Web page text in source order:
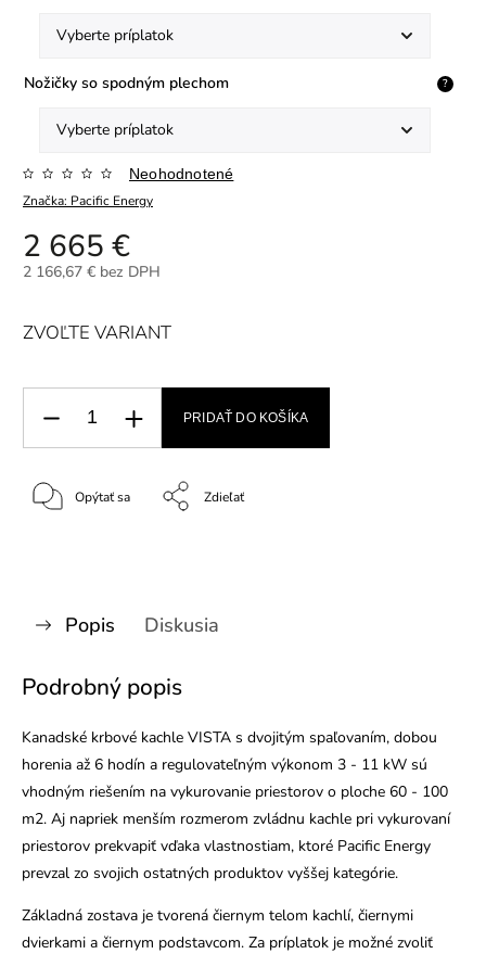
Nožičky so spodným plechom ?
Značka: Pacific Energy
Neohodnotené
2 665 €
2 166,67 € bez DPH
ZVOĽTE VARIANT
PRIDAŤ DO KOŠÍKA
Opýtať sa Zdieľať
Popis Diskusia
Podrobný popis
Kanadské krbové kachle VISTA s dvojitým spaľovaním, dobou
horenia až 6 hodín a regulovateľným výkonom 3 - 11 kW sú
vhodným riešením na vykurovanie priestorov o ploche 60 - 100
m2. Aj napriek menším rozmerom zvládnu kachle pri vykurovaní
priestorov prekvapiť vďaka vlastnostiam, ktoré Pacific Energy
prevzal zo svojich ostatných produktov vyššej kategórie.
Základná zostava je tvorená čiernym telom kachlí, čiernymi
dvierkami a čiernym podstavcom. Za príplatok je možné zvoliť